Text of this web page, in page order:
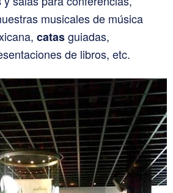
musicales de música
catasguiadas,
de libros, etc.